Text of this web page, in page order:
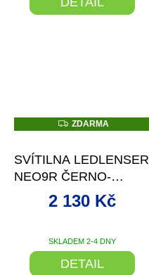
Z
D
M
A
ZDARMA
SVÍTILNA LEDLENSER
NEO9R ČERNO-
MODRÁ
SKLADEM 2-4 DNY
2 130 Kč
DETAIL